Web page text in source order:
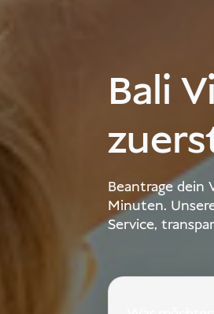
Bali
Beantrage dein
Minuten.
Service,